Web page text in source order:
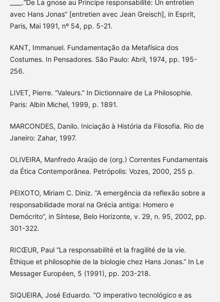
____.“De La gnose au Principe responsabilité: Un entretien
avec Hans Jonas” [entretien avec Jean Greisch], in Esprit,
Paris, Mai 1991, nº 54, pp. 5-21.
KANT, Immanuel. Fundamentação da Metafísica dos
Costumes. In Pensadores. São Paulo: Abril, 1974, pp. 195-
256.
LIVET, Pierre. “Valeurs.” In Dictionnaire de La Philosophie.
Paris: Albin Michel, 1999, p. 1891.
MARCONDES, Danilo. Iniciação à História da Filosofia. Rio de
Janeiro: Zahar, 1997.
OLIVEIRA, Manfredo Araújo de (org.) Correntes Fundamentais
da Ética Contemporânea. Petrópolis: Vozes, 2000, 255 p.
PEIXOTO, Miriam C. Diniz. “A emergência da reflexão sobre a
responsabilidade moral na Grécia antiga: Homero e
Demócrito”, in Síntese, Belo Horizonte, v. 29, n. 95, 2002, pp.
301-322.
RICŒUR, Paul “La responsabilité et la fragilité de la vie.
Èthique et philosophie de la biologie chez Hans Jonas.” In Le
Messager Européen, 5 (1991), pp. 203-218.
SIQUEIRA, José Eduardo. “O imperativo tecnológico e as